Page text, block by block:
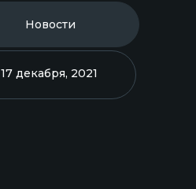
Новости
17 декабря, 2021